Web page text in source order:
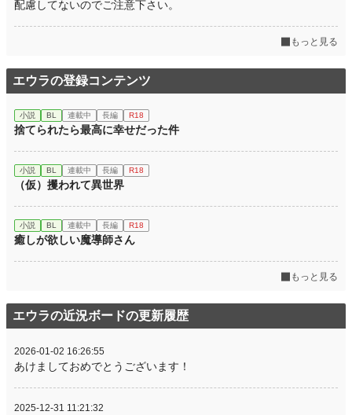
配慮してないのでご注意下さい。
もっと見る
エウラの登録コンテンツ
小説 BL 連載中 長編 R18
捨てられたら最高に幸せだった件
小説 BL 連載中 長編 R18
（仮）攫われて異世界
小説 BL 連載中 長編 R18
癒しが欲しい魔導師さん
もっと見る
エウラの近況ボードの更新履歴
2026-01-02 16:26:55
あけましておめでとうございます！
2025-12-31 11:21:32